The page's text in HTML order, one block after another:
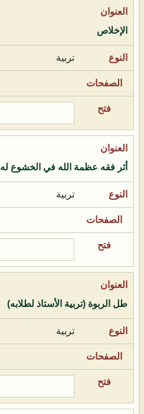
الإخلاص
تربية
أثر فقه عظمة الله في الخشوع له
تربية
طل الربوة (تربية الأستاذ لطلابه)
تربية